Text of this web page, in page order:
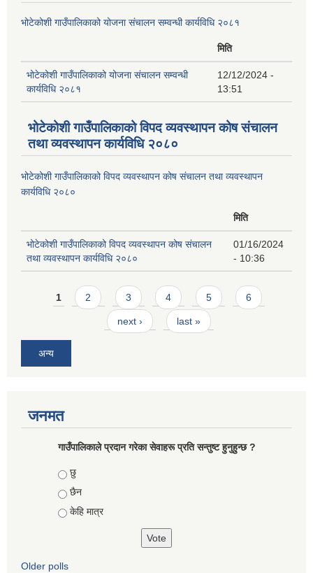
भोटेकोशी गाउँपालिकाको योजना संचालन सम्वन्धी कार्यविधि २०८१
मिति
भोटेकोशी गाउँपालिकाको योजना संचालन सम्वन्धी
कार्यविधि २०८१
12/12/2024 -
13:51
भोटेकोशी गाउँपालिकाको विपद व्यवस्थापन कोष संचालन
तथा व्यवस्थापन कार्यविधि २०८०
भोटेकोशी गाउँपालिकाको विपद व्यवस्थापन कोष संचालन तथा व्यवस्थापन
कार्यविधि २०८०
मिति
भोटेकोशी गाउँपालिकाको विपद व्यवस्थापन कोष संचालन
तथा व्यवस्थापन कार्यविधि २०८०
01/16/2024
- 10:36
Pages
1 2 3 4 5 6
next › last »
अन्य
जनमत
गाउँपालिकाले प्रदान गरेका सेवाहरू प्रति सन्तुष्ट हुनुहुन्छ ?
Choices
छु
छैन
केहि मात्र
Older polls